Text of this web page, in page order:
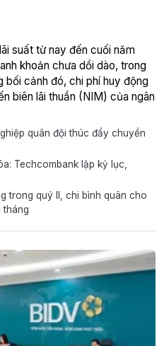
suất từ nay đến cuối năm
khoản chưa dồi dào, trong
bối cảnh đó, chi phí huy động
biên lãi thuần (NIM) của ngân
quân đội thúc đẩy chuyển
Techcombank lập kỷ lục,
trong quý II, chi bình quân cho
tháng